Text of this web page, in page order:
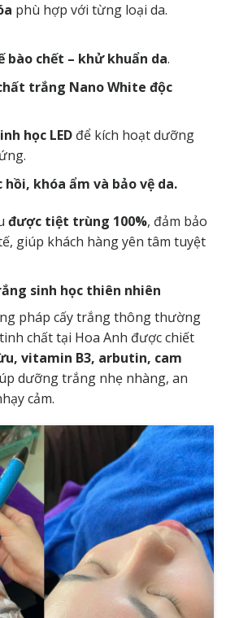
phù hợp với từng loại da.
bào chết – khử khuẩn da.
trắng Nano White độc
học LEDđể kích hoạt dưỡng
khóa ẩm và bảo vệ da.
được tiệt trùng 100%, đảm bảo
giúp khách hàng yên tâm tuyệt
sinh học thiên nhiên
pháp cấy trắng thông thường
chất tại Hoa Anh được chiết
vitamin B3, arbutin, cam
dưỡng trắng nhẹ nhàng, an
cảm.